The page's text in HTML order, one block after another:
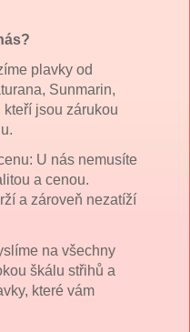
plavky od
Sunmarin,
jsou zárukou
U nás nemusíte
a cenou.
a zároveň nezatíží
na všechny
škálu střihů a
které vám